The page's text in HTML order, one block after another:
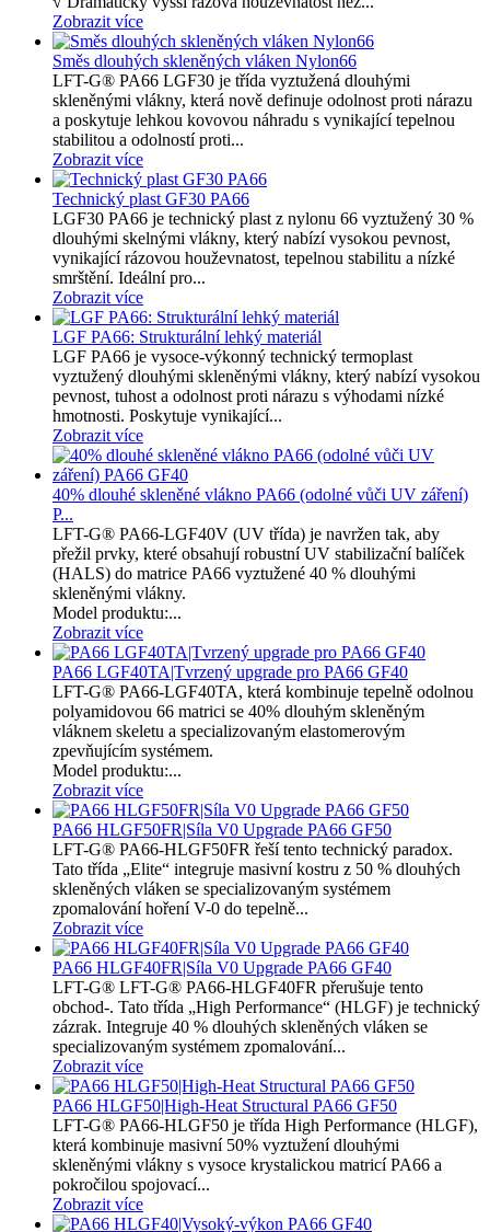
Zobrazit více
Směs dlouhých skleněných vláken Nylon66
LFT-G® PA66 LGF30 je třída vyztužená dlouhými
skleněnými vlákny, která nově definuje odolnost proti nárazu
a poskytuje lehkou kovovou náhradu s vynikající tepelnou
stabilitou a odolností proti...
Zobrazit více
Technický plast GF30 PA66
LGF30 PA66 je technický plast z nylonu 66 vyztužený 30 %
dlouhými skelnými vlákny, který nabízí vysokou pevnost,
vynikající rázovou houževnatost, tepelnou stabilitu a nízké
smrštění. Ideální pro...
Zobrazit více
LGF PA66: Strukturální lehký materiál
LGF PA66 je vysoce-výkonný technický termoplast
vyztužený dlouhými skleněnými vlákny, který nabízí vysokou
pevnost, tuhost a odolnost proti nárazu s výhodami nízké
hmotnosti. Poskytuje vynikající...
Zobrazit více
40% dlouhé skleněné vlákno PA66 (odolné vůči UV záření)
P...
LFT-G® PA66-LGF40V (UV třída) je navržen tak, aby
přežil prvky, které obsahují robustní UV stabilizační balíček
(HALS) do matrice PA66 vyztužené 40 % dlouhými
skleněnými vlákny.
Model produktu:...
Zobrazit více
PA66 LGF40TA|Tvrzený upgrade pro PA66 GF40
LFT-G® PA66-LGF40TA, která kombinuje tepelně odolnou
polyamidovou 66 matrici se 40% dlouhým skleněným
vláknem skeletu a specializovaným elastomerovým
zpevňujícím systémem.
Model produktu:...
Zobrazit více
PA66 HLGF50FR|Síla V0 Upgrade PA66 GF50
LFT-G® PA66-HLGF50FR řeší tento technický paradox.
Tato třída „Elite“ integruje masivní kostru z 50 % dlouhých
skleněných vláken se specializovaným systémem
zpomalování hoření V-0 do tepelně...
Zobrazit více
PA66 HLGF40FR|Síla V0 Upgrade PA66 GF40
LFT-G® LFT-G® PA66-HLGF40FR přerušuje tento
obchod-. Tato třída „High Performance“ (HLGF) je technický
zázrak. Integruje 40 % dlouhých skleněných vláken se
specializovaným systémem zpomalování...
Zobrazit více
PA66 HLGF50|High-Heat Structural PA66 GF50
LFT-G® PA66-HLGF50 je třída High Performance (HLGF),
která kombinuje masivní 50% vyztužení dlouhými
skleněnými vlákny s vysoce krystalickou matricí PA66 a
pokročilou spojovací...
Zobrazit více